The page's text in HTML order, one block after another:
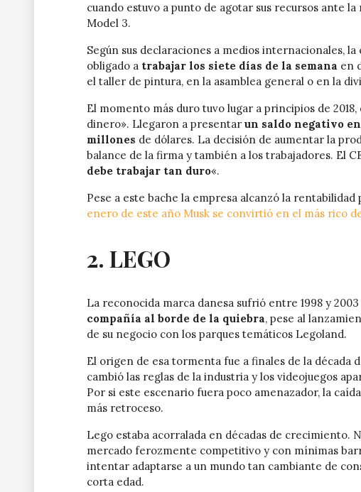
cuando estuvo a punto de agotar sus recursos ante
Model 3.
Según sus declaraciones a medios internacionales,
obligado a trabajar los siete días de la semana en
el taller de pintura, en la asamblea general o en la
El momento más duro tuvo lugar a principios de
dinero». Llegaron a presentar un saldo negativo
millones de dólares. La decisión de aumentar la
balance de la firma y también a los trabajadores. El
debe trabajar tan duro«.
Pese a este bache la empresa alcanzó la
enero de este año Musk se convirtió en el más rico
2. LEGO
La reconocida marca danesa sufrió entre 1998 y
compañía al borde de la quiebra, pese al
de su negocio con los parques temáticos Legoland.
El origen de esa tormenta fue a finales de la década
cambió las reglas de la industria y los videojuegos
Por si este escenario fuera poco amenazador, la
más retroceso.
Lego estaba acorralada en décadas de crecimiento.
mercado ferozmente competitivo y con mínimas
intentar adaptarse a un mundo tan cambiante de
corta edad.